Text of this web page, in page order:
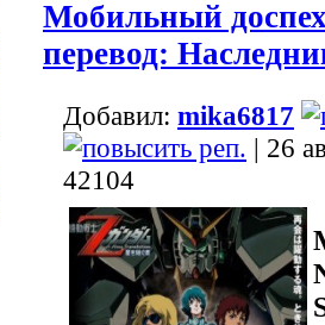
Мобильный
перевод:
Добавил: mika6817
| 26
42104